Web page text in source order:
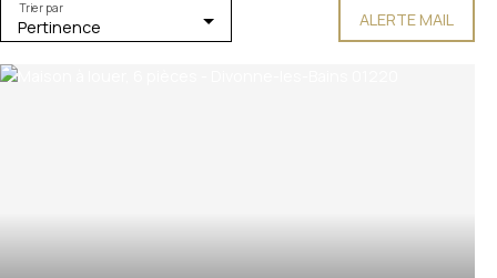
Pertinence
Trier par ALERTE MAIL